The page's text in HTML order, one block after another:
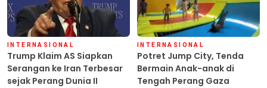
INTERNASIONAL
Trump Klaim AS Siapkan
Serangan ke Iran Terbesar
sejak Perang Dunia II
INTERNASIONAL
Potret Jump City, Tenda
Bermain Anak-anak di
Tengah Perang Gaza